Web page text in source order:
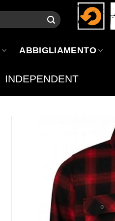
ABBIGLIAMENTO
INDEPENDENT